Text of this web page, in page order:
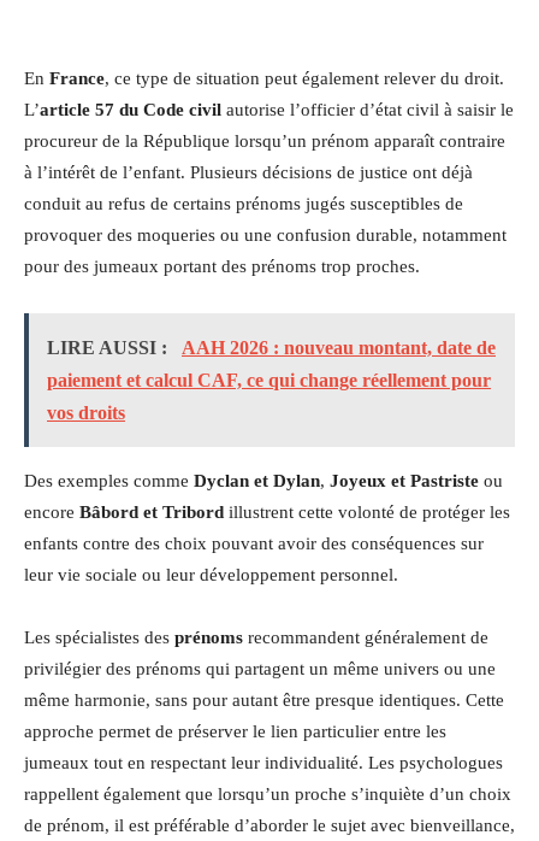
En France, ce type de situation peut également relever du droit.
L’article 57 du Code civil autorise l’officier d’état civil à saisir le
procureur de la République lorsqu’un prénom apparaît contraire
à l’intérêt de l’enfant. Plusieurs décisions de justice ont déjà
conduit au refus de certains prénoms jugés susceptibles de
provoquer des moqueries ou une confusion durable, notamment
pour des jumeaux portant des prénoms trop proches.
LIRE AUSSI :
AAH 2026 : nouveau montant, date de
paiement et calcul CAF, ce qui change réellement pour
vos droits
Des exemples comme Dyclan et Dylan, Joyeux et Pastriste ou
encore Bâbord et Tribord illustrent cette volonté de protéger les
enfants contre des choix pouvant avoir des conséquences sur
leur vie sociale ou leur développement personnel.
Les spécialistes des prénoms recommandent généralement de
privilégier des prénoms qui partagent un même univers ou une
même harmonie, sans pour autant être presque identiques. Cette
approche permet de préserver le lien particulier entre les
jumeaux tout en respectant leur individualité. Les psychologues
rappellent également que lorsqu’un proche s’inquiète d’un choix
de prénom, il est préférable d’aborder le sujet avec bienveillance,